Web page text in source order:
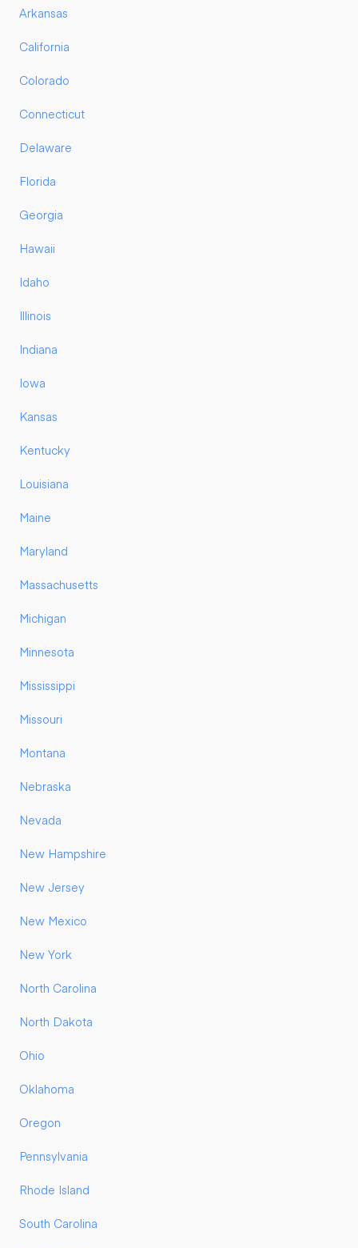
Arkansas
California
Colorado
Connecticut
Delaware
Florida
Georgia
Hawaii
Idaho
Illinois
Indiana
Iowa
Kansas
Kentucky
Louisiana
Maine
Maryland
Massachusetts
Michigan
Minnesota
Mississippi
Missouri
Montana
Nebraska
Nevada
New Hampshire
New Jersey
New Mexico
New York
North Carolina
North Dakota
Ohio
Oklahoma
Oregon
Pennsylvania
Rhode Island
South Carolina